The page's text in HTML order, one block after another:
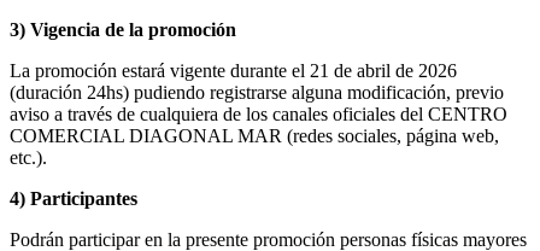
3) Vigencia de la promoción
La promoción estará vigente durante el 21 de abril de 2026
(duración 24hs) pudiendo registrarse alguna modificación, previo
aviso a través de cualquiera de los canales oficiales del CENTRO
COMERCIAL DIAGONAL MAR (redes sociales, página web,
etc.).
4) Participantes
Podrán participar en la presente promoción personas físicas mayores